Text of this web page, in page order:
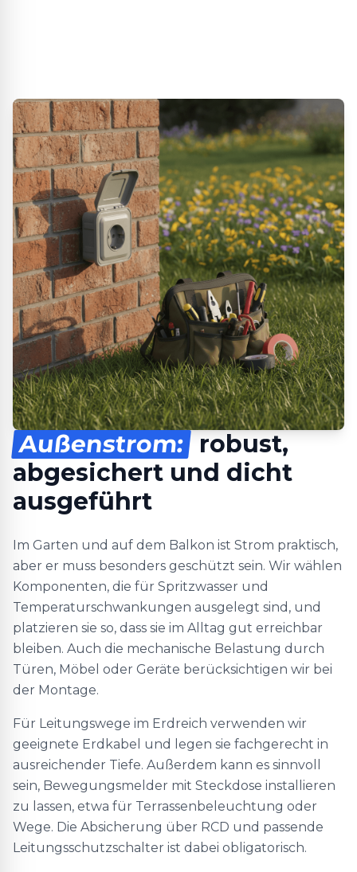
Außenstrom: robust,
abgesichert und dicht
ausgeführt
Im Garten und auf dem Balkon ist Strom praktisch,
aber er muss besonders geschützt sein. Wir wählen
Komponenten, die für Spritzwasser und
Temperaturschwankungen ausgelegt sind, und
platzieren sie so, dass sie im Alltag gut erreichbar
bleiben. Auch die mechanische Belastung durch
Türen, Möbel oder Geräte berücksichtigen wir bei
der Montage.
Für Leitungswege im Erdreich verwenden wir
geeignete Erdkabel und legen sie fachgerecht in
ausreichender Tiefe. Außerdem kann es sinnvoll
sein, Bewegungsmelder mit Steckdose installieren
zu lassen, etwa für Terrassenbeleuchtung oder
Wege. Die Absicherung über RCD und passende
Leitungsschutzschalter ist dabei obligatorisch.